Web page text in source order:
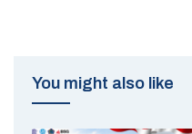
You might also like